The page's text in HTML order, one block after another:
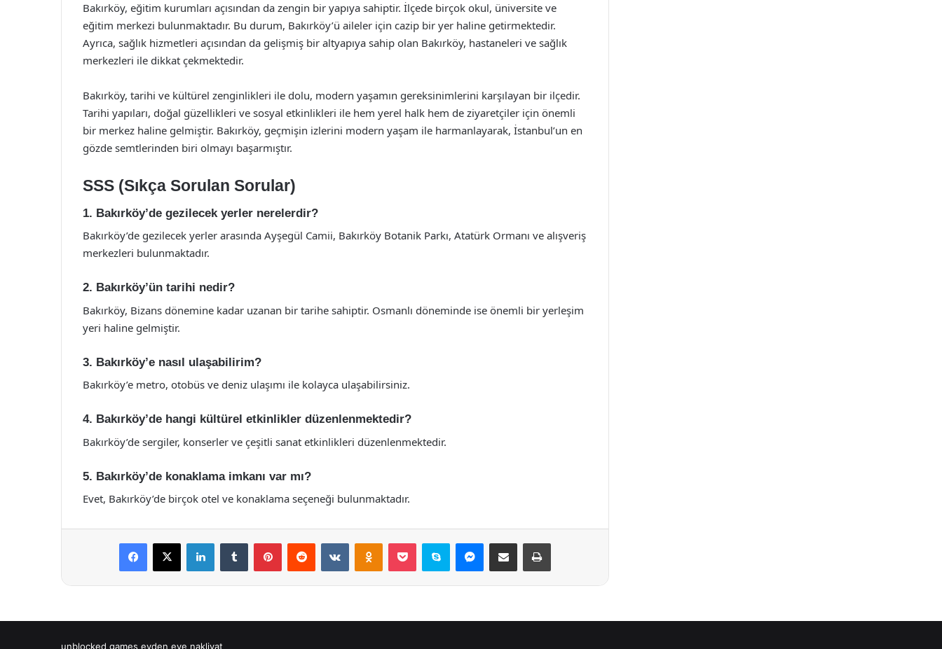
Bakırköy, eğitim kurumları açısından da zengin bir yapıya sahiptir. İlçede birçok okul, üniversite ve
eğitim merkezi bulunmaktadır. Bu durum, Bakırköy’ü aileler için cazip bir yer haline getirmektedir.
Ayrıca, sağlık hizmetleri açısından da gelişmiş bir altyapıya sahip olan Bakırköy, hastaneleri ve sağlık
merkezleri ile dikkat çekmektedir.
Bakırköy, tarihi ve kültürel zenginlikleri ile dolu, modern yaşamın gereksinimlerini karşılayan bir ilçedir.
Tarihi yapıları, doğal güzellikleri ve sosyal etkinlikleri ile hem yerel halk hem de ziyaretçiler için önemli
bir merkez haline gelmiştir. Bakırköy, geçmişin izlerini modern yaşam ile harmanlayarak, İstanbul’un en
gözde semtlerinden biri olmayı başarmıştır.
SSS (Sıkça Sorulan Sorular)
1. Bakırköy’de gezilecek yerler nerelerdir?
Bakırköy’de gezilecek yerler arasında Ayşegül Camii, Bakırköy Botanik Parkı, Atatürk Ormanı ve alışveriş
merkezleri bulunmaktadır.
2. Bakırköy’ün tarihi nedir?
Bakırköy, Bizans dönemine kadar uzanan bir tarihe sahiptir. Osmanlı döneminde ise önemli bir yerleşim
yeri haline gelmiştir.
3. Bakırköy’e nasıl ulaşabilirim?
Bakırköy’e metro, otobüs ve deniz ulaşımı ile kolayca ulaşabilirsiniz.
4. Bakırköy’de hangi kültürel etkinlikler düzenlenmektedir?
Bakırköy’de sergiler, konserler ve çeşitli sanat etkinlikleri düzenlenmektedir.
5. Bakırköy’de konaklama imkanı var mı?
Evet, Bakırköy’de birçok otel ve konaklama seçeneği bulunmaktadır.
Facebook
X LinkedInTumblr PinterestReddit VKontakteOdnoklassniki
Pocket Skype Messenger
E-Posta ile paylaş Yazdır
unblocked games evden eve nakliyat